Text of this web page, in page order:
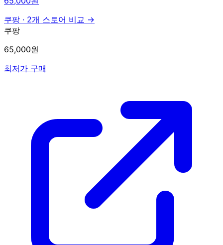
쿠팡 · 2개 스토어 비교 →
쿠팡
65,000원
최저가 구매